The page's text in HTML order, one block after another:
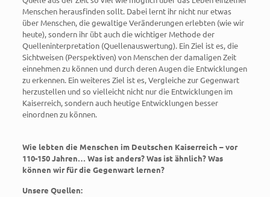
Menschen herausfinden sollt. Dabei lernt ihr nicht nur etwas
über Menschen, die gewaltige Veränderungen erlebten (wie wir
heute), sondern ihr übt auch die wichtiger Methode der
Quelleninterpretation (Quellenauswertung). Ein Ziel ist es, die
Sichtweisen (Perspektiven) von Menschen der damaligen Zeit
einnehmen zu können und durch deren Augen die Entwicklungen
zu erkennen. Ein weiteres Ziel ist es, Vergleiche zur Gegenwart
herzustellen und so vielleicht nicht nur die Entwicklungen im
Kaiserreich, sondern auch heutige Entwicklungen besser
einordnen zu können.
Wie lebten die Menschen im Deutschen Kaiserreich – vor
110-150 Jahren… Was ist anders? Was ist ähnlich? Was
können wir für die Gegenwart lernen?
Unsere Quellen: